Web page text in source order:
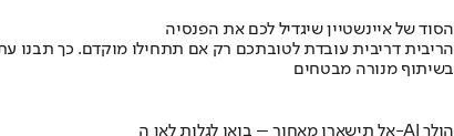
הסוד של איינשטיין שיגדיל לכם את הפנסיה
הריבית דריבית עובדת לטובתכם רק אם תתחילו מוקדם. כך תבנו
בשיתוף מנורה מבטחים
אל תישארו מאחור – בואו לגלות לאן ה-AI הולך